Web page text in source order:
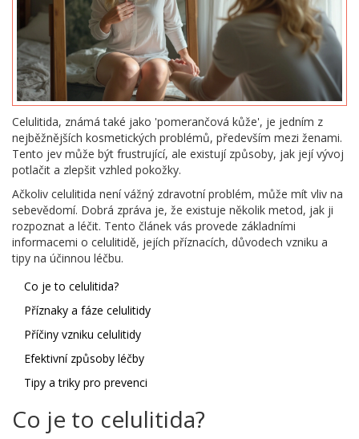
Celulitida, známá také jako 'pomerančová kůže', je jedním z
nejběžnějších kosmetických problémů, především mezi ženami.
Tento jev může být frustrující, ale existují způsoby, jak její vývoj
potlačit a zlepšit vzhled pokožky.
Ačkoliv celulitida není vážný zdravotní problém, může mít vliv na
sebevědomí. Dobrá zpráva je, že existuje několik metod, jak ji
rozpoznat a léčit. Tento článek vás provede základními
informacemi o celulitidě, jejích příznacích, důvodech vzniku a
tipy na účinnou léčbu.
Co je to celulitida?
Příznaky a fáze celulitidy
Příčiny vzniku celulitidy
Efektivní způsoby léčby
Tipy a triky pro prevenci
Co je to celulitida?